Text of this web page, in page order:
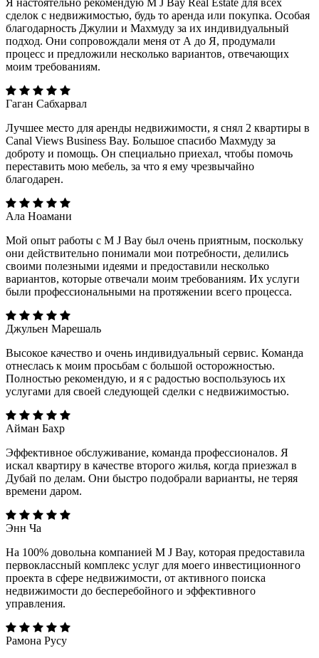
Я настоятельно рекомендую M J Bay Real Estate для всех
сделок с недвижимостью, будь то аренда или покупка. Особая
благодарность Джулии и Махмуду за их индивидуальный
подход. Они сопровождали меня от А до Я, продумали
процесс и предложили несколько вариантов, отвечающих
моим требованиям.
Гаган Сабхарвал
Лучшее место для аренды недвижимости, я снял 2 квартиры в
Canal Views Business Bay. Большое спасибо Махмуду за
доброту и помощь. Он специально приехал, чтобы помочь
переставить мою мебель, за что я ему чрезвычайно
благодарен.
Ала Ноамани
Мой опыт работы с M J Bay был очень приятным, поскольку
они действительно понимали мои потребности, делились
своими полезными идеями и предоставили несколько
вариантов, которые отвечали моим требованиям. Их услуги
были профессиональными на протяжении всего процесса.
Джульен Марешаль
Высокое качество и очень индивидуальный сервис. Команда
отнеслась к моим просьбам с большой осторожностью.
Полностью рекомендую, и я с радостью воспользуюсь их
услугами для своей следующей сделки с недвижимостью.
Айман Бахр
Эффективное обслуживание, команда профессионалов. Я
искал квартиру в качестве второго жилья, когда приезжал в
Дубай по делам. Они быстро подобрали варианты, не теряя
времени даром.
Энн Ча
На 100% довольна компанией M J Bay, которая предоставила
первоклассный комплекс услуг для моего инвестиционного
проекта в сфере недвижимости, от активного поиска
недвижимости до бесперебойного и эффективного
управления.
Рамона Русу